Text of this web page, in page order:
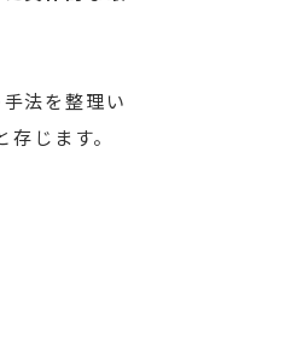
法を整理い
存じます。